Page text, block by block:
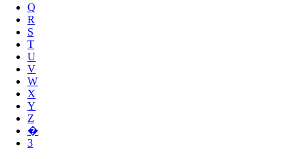
Q
R
S
T
U
V
W
X
Y
Z
�
3